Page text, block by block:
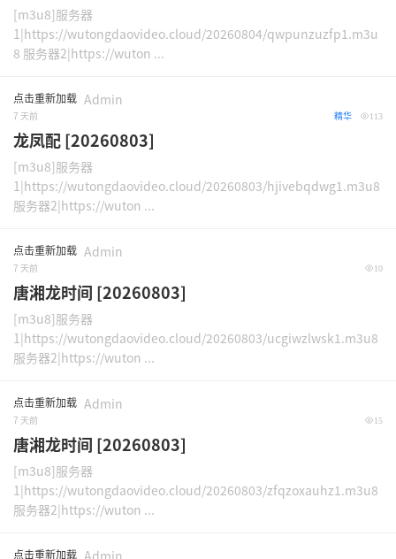
[m3u8]服务器
1|https://wutongdaovideo.cloud/20260804/qwpunzuzfp1.m3u
8 服务器2|https://wuton ...
点击重新加载 Admin
7 天前 113
精华
龙凤配 [20260803]
[m3u8]服务器
1|https://wutongdaovideo.cloud/20260803/hjivebqdwg1.m3u8
服务器2|https://wuton ...
点击重新加载 Admin
7 天前 10
唐湘龙时间 [20260803]
[m3u8]服务器
1|https://wutongdaovideo.cloud/20260803/ucgiwzlwsk1.m3u8
服务器2|https://wuton ...
点击重新加载 Admin
7 天前 15
唐湘龙时间 [20260803]
[m3u8]服务器
1|https://wutongdaovideo.cloud/20260803/zfqzoxauhz1.m3u8
服务器2|https://wuton ...
点击重新加载 Admin